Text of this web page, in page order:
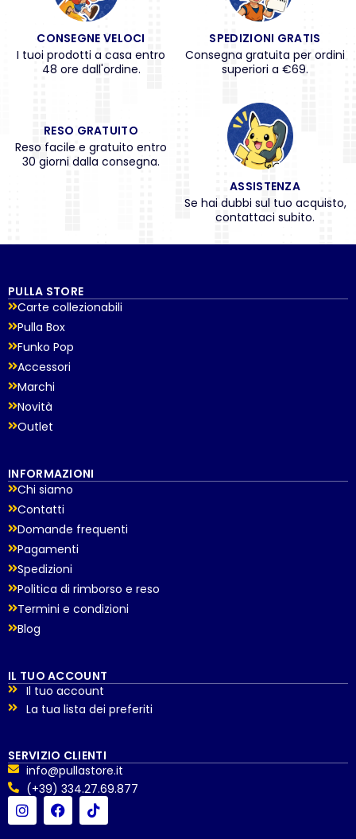
CONSEGNE VELOCI
I tuoi prodotti a casa entro
48 ore dall'ordine.
SPEDIZIONI GRATIS
Consegna gratuita per ordini
superiori a €69.
RESO GRATUITO
Reso facile e gratuito entro
30 giorni dalla consegna.
ASSISTENZA
Se hai dubbi sul tuo acquisto,
contattaci subito.
PULLA STORE
Carte collezionabili
Pulla Box
Funko Pop
Accessori
Marchi
Novità
Outlet
INFORMAZIONI
Chi siamo
Contatti
Domande frequenti
Pagamenti
Spedizioni
Politica di rimborso e reso
Termini e condizioni
Blog
IL TUO ACCOUNT
Il tuo account
La tua lista dei preferiti
SERVIZIO CLIENTI
info@pullastore.it
(+39) 334.27.69.877